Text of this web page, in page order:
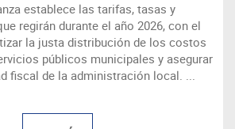
establece las tarifas, tasas y
regirán durante el año 2026, con el
la justa distribución de los costos
públicos municipales y asegurar
fiscal de la administración local. ...